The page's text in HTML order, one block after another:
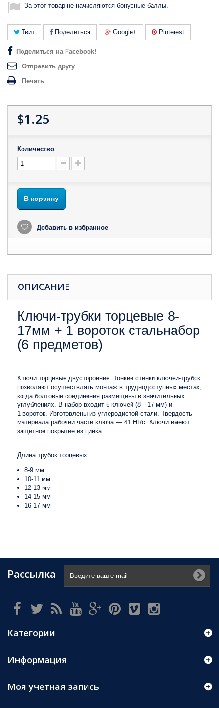
За этот товар не начисляются бонусные баллы.
Твит Поделиться Google+ Pinterest
Поделиться на Facebook!
Отправить другу
Печать
$1.25
Количество
В корзину
Добавить в избранное
ОПИСАНИЕ
Ключи-трубки торцевые 8-
17мм + 1 вороток стальнабор
(6 предметов)
Ключи торцевые двусторонние. Тонкие стенки ключей-трубок
позволяют осуществлять монтаж в труднодоступных местах,
когда болтовые соединения размещены в значительных
углублениях. В набор входит 5 ключей (8—17 мм) и
1 вороток. Изготовлены из углеродистой стали. Твердость
материала рабочей части ключа — 41 HRc. Ключи имеют
защитное покрытие из цинка.
Длина трубок торцевых:
8-9 мм
10-11 мм
12-13 мм
14-15 мм
16-17 мм
Рассылка
Категории
Информация
Моя учетная запись